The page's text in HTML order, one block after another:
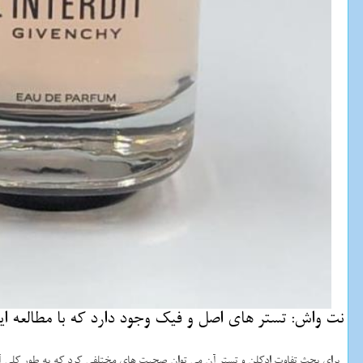
نت واش: تستر های اصل و فیك وجود دارد كه با مطالعه